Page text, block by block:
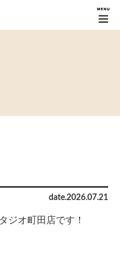
date.2026.07.21
ジオ町田店です！